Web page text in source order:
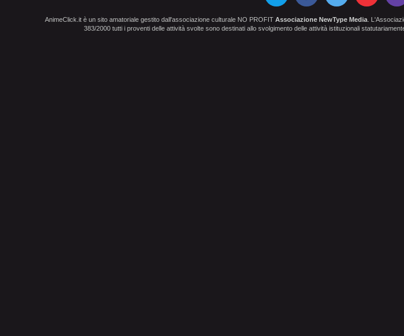
AnimeClick.it è un sito amatoriale gestito dall'associazione culturale NO PROFIT Associazione NewType Media.
383/2000 tutti i proventi delle attività svolte sono destinati allo svolgimento delle attività istituzionali